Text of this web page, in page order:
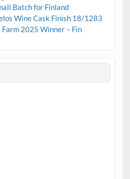
Batch for Finland
Wine Cask Finish 18/1283
2025 Winner – Fin